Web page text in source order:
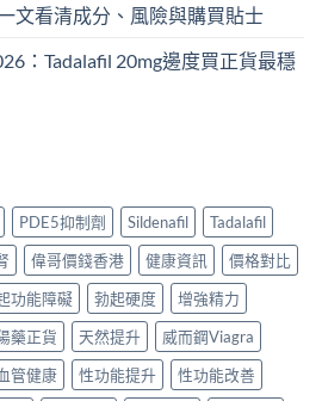
文看清成分、風險與購買貼士
：Tadalafil 20mg邊度買正貨最穩
PDE5抑制劑 Sildenafil
Tadalafil
偉哥價錢香港 健康資訊
價格對比
功能障礙 勃起硬度
增強精力
藥正貨 天然提升
威而鋼Viagra
管健康 性功能提升 性功能改善